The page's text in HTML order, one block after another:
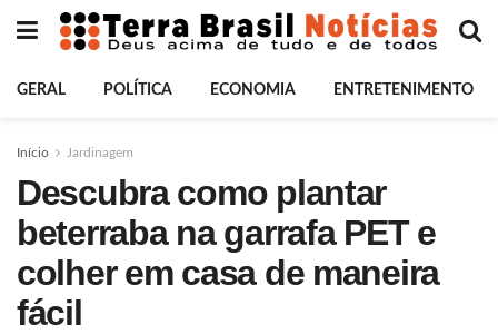
GERAL POLÍTICA ECONOMIA ENTRETENIMENTO
Início Jardinagem
Descubra como plantar
beterraba na garrafa PET e
colher em casa de maneira
fácil